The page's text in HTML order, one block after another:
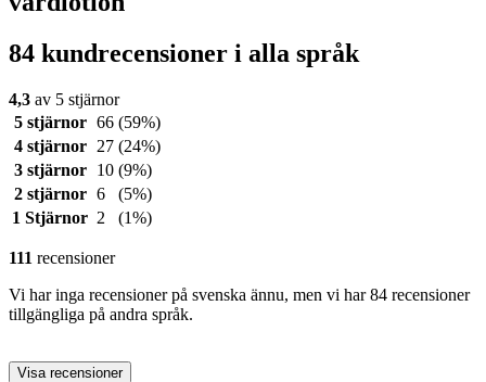
84 kundrecensioner i alla språk
4,3 av 5 stjärnor
5 stjärnor 66 (59%)
4 stjärnor
27 (24%)
3 stjärnor
10 (9%)
2 stjärnor 6
(5%)
1 Stjärnor 2 (1%)
111 recensioner
Vi har inga recensioner på svenska ännu, men vi har 84 recensioner
tillgängliga på andra språk.
Visa recensioner